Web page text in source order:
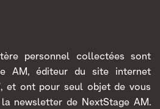
personnel collectées sont
AM, éditeur du site internet
et ont pour seul objet de vous
newsletter de NextStage AM.